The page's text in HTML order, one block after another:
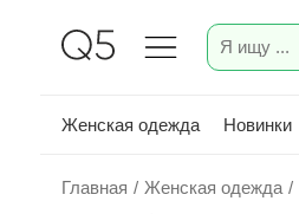
Женская одежда Новинки
Главная / Женская одежда /